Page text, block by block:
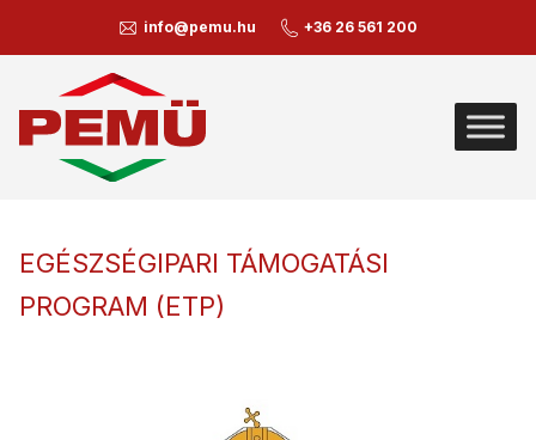
info@pemu.hu +36 26 561 200
EGÉSZSÉGIPARI TÁMOGATÁSI
PROGRAM (ETP)